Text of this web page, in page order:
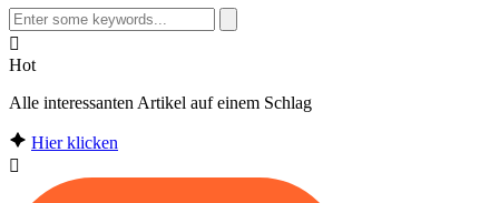
Search
for:
Hot
Alle interessanten Artikel auf einem Schlag
Hier klicken